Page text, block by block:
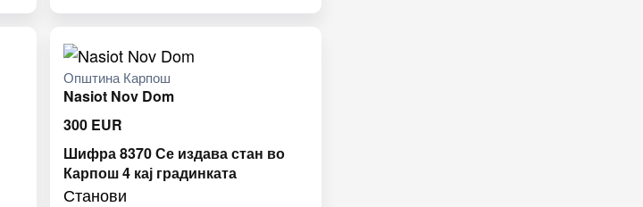
Општина Карпош
Nasiot Nov Dom
300 EUR
Шифра 8370 Се издава стан во
Карпош 4 кај градинката
Станови